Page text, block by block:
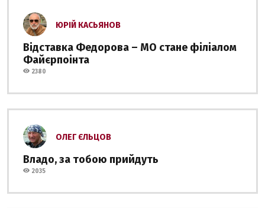
ЮРІЙ КАСЬЯНОВ
Відставка Федорова – МО стане філіалом
Файєрпоінта
2380
ОЛЕГ ЄЛЬЦОВ
Владо, за тобою прийдуть
2035